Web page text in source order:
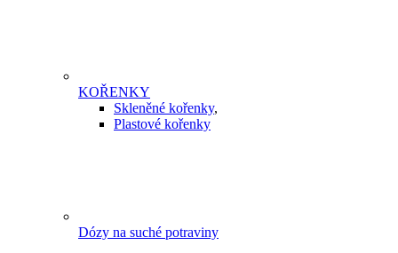
KOŘENKY
Skleněné kořenky,
Plastové kořenky
Dózy na suché potraviny